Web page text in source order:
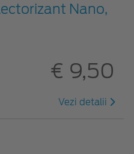
Nano,
€ 9,50
Vezi detalii